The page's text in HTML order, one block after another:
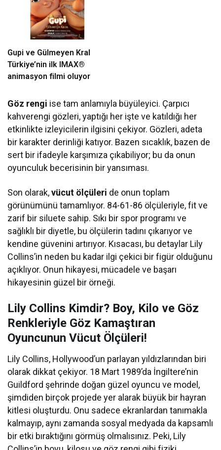
Gupi ve Gülmeyen Kral
Türkiye’nin ilk IMAX®
animasyon filmi oluyor
Göz rengi ise tam anlamıyla büyüleyici. Çarpıcı
kahverengi gözleri, yaptığı her işte ve katıldığı her
etkinlikte izleyicilerin ilgisini çekiyor. Gözleri, adeta
bir karakter derinliği katıyor. Bazen sıcaklık, bazen de
sert bir ifadeyle karşımıza çıkabiliyor; bu da onun
oyunculuk becerisinin bir yansıması.
Son olarak,vücut ölçüleri de onun toplam
görünümünü tamamlıyor. 84-61-86 ölçüleriyle, fit ve
zarif bir siluete sahip. Sıkı bir spor programı ve
sağlıklı bir diyetle, bu ölçülerin tadını çıkarıyor ve
kendine güvenini artırıyor. Kısacası, bu detaylar Lily
Collins’in neden bu kadar ilgi çekici bir figür olduğunu
açıklıyor. Onun hikayesi, mücadele ve başarı
hikayesinin güzel bir örneği.
Lily Collins Kimdir? Boy, Kilo ve Göz
Renkleriyle Göz Kamaştıran
Oyuncunun Vücut Ölçüleri!
Lily Collins, Hollywood’un parlayan yıldızlarından biri
olarak dikkat çekiyor. 18 Mart 1989’da İngiltere’nin
Guildford şehrinde doğan güzel oyuncu ve model,
şimdiden birçok projede yer alarak büyük bir hayran
kitlesi oluşturdu. Onu sadece ekranlardan tanımakla
kalmayıp, aynı zamanda sosyal medyada da kapsamlı
bir etki bıraktığını görmüş olmalısınız. Peki, Lily